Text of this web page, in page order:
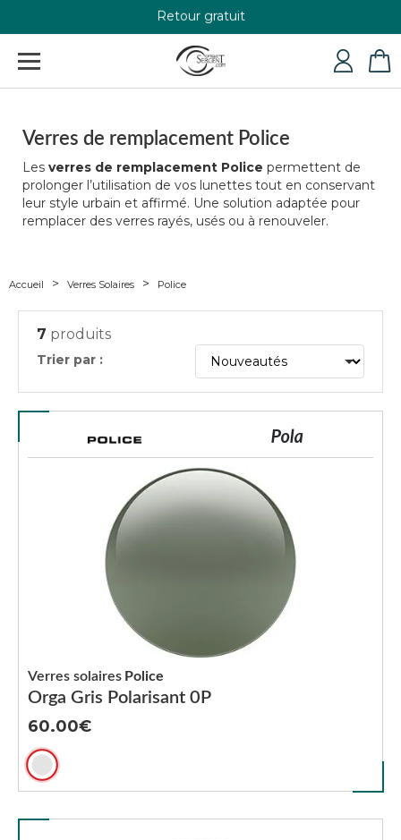
+33 4 79 24 76 84
Verres de remplacement Police
Les verres de remplacement Police permettent de
prolonger l’utilisation de vos lunettes tout en conservant
leur style urbain et affirmé. Une solution adaptée pour
remplacer des verres rayés, usés ou à renouveler.
Accueil Verres Solaires Police
7 produits
Trier par :
Orga Gris Polarisant 0P
Verres solaires Police
60.00